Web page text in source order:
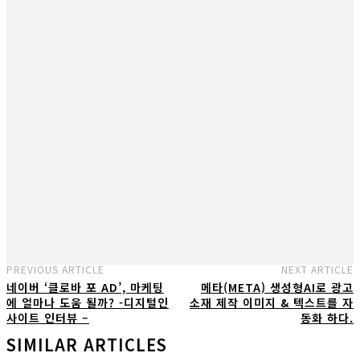
PREVIOUS ARTICLE
네이버 ‘클로바 포 AD’, 마케팅
에 얼마나 도움 될까? -디지털인
사이트 인터뷰 –
NEXT ARTICLE
메타(META) 생성형AI로 광고
소재 제작 이미지 & 텍스트를 자
동화 하다.
SIMILAR ARTICLES